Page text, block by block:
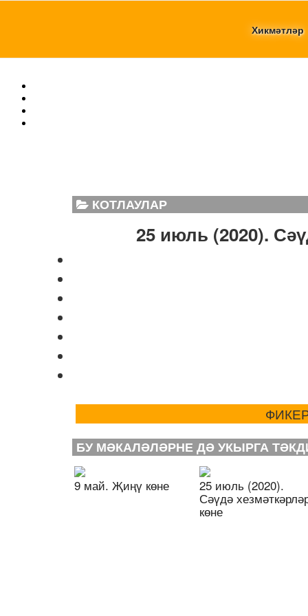
Хикмәтләр
КОТЛАУЛАР
25 июль (2020).
Ваш e-mail не будет опубликован.
Комментарий
БУ МӘКАЛӘЛӘРНЕ ДӘ УКЫРГА
9 май. Җиңү көне 25 июль (2020).
Сәүдә
көне